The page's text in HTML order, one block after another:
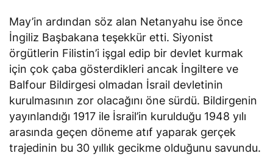
May’in ardından söz alan Netanyahu ise önce
İngiliz Başbakana teşekkür etti. Siyonist
örgütlerin Filistin’i işgal edip bir devlet kurmak
için çok çaba gösterdikleri ancak İngiltere ve
Balfour Bildirgesi olmadan İsrail devletinin
kurulmasının zor olacağını öne sürdü. Bildirgenin
yayınlandığı 1917 ile İsrail’in kurulduğu 1948 yılı
arasında geçen döneme atıf yaparak gerçek
trajedinin bu 30 yıllık gecikme olduğunu savundu.